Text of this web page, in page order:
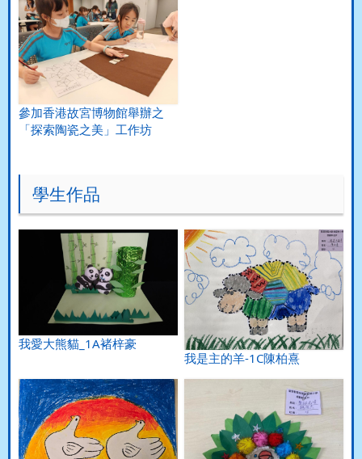
參加香港故宮博物館舉辦之
「探索陶瓷之美」工作坊
學生作品
我愛大熊貓_1A褚梓豪
我是主的羊-1C陳柏熹